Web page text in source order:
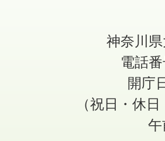
神奈川
電話
開庁
（祝日・休
午